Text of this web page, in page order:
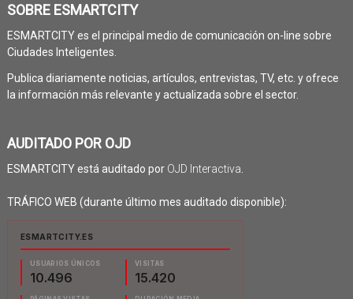
SOBRE ESMARTCITY
ESMARTCITY es el principal medio de comunicación on-line sobre
Ciudades Inteligentes.
Publica diariamente noticias, artículos, entrevistas, TV, etc. y ofrece
la información más relevante y actualizada sobre el sector.
AUDITADO POR OJD
ESMARTCITY está auditado por OJD Interactiva
TRÁFICO WEB (durante último mes auditado disponible):